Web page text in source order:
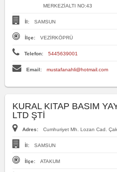
MERKEZİALTI NO:43
İl: SAMSUN
İlçe: VEZİRKÖPRÜ
Telefon: 5445639001
Email: mustafanahli@hotmail.com
KURAL KITAP BASIM
LTD ŞTİ
Adres: Cumhuriyet Mh. Lozan Cad.
İl: SAMSUN
İlçe: ATAKUM